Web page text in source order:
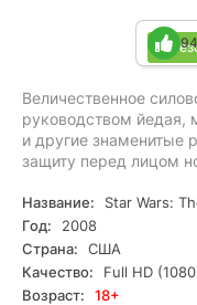
7 94
Величественное
руководством йедая,
и другие знаменитые
защиту перед лицом
Название:
Star Wars:
Год:
2008
Страна:
США
Качество:
Full HD
Возраст:
18+